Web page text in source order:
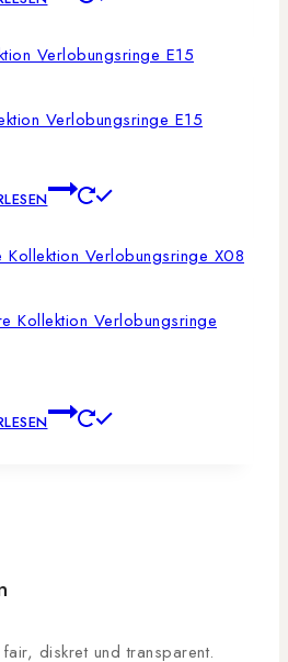
Verlobungsringe E15
Kollektion Verlobungsringe
diskret und transparent.